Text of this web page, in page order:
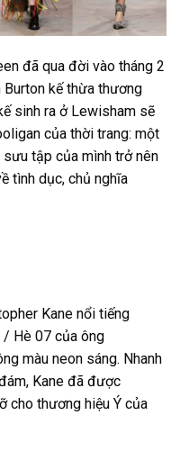
đã qua đời vào tháng 2
kế thừa thương
sinh ra ở Lewisham sẽ
của thời trang: một
tập của mình trở nên
tình dục, chủ nghĩa
Kane nổi tiếng
/ Hè 07 của ông
màu neon sáng. Nhanh
Kane đã được
cho thương hiệu Ý của